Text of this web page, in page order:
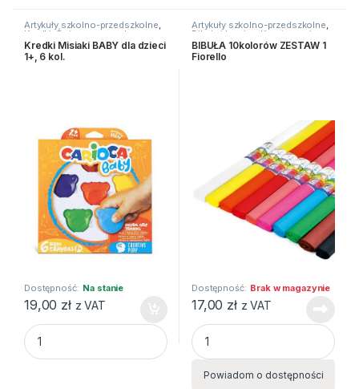
Artykuły szkolno-przedszkolne,
Kredki Świecowe, woskowe,
inne
Kredki Misiaki BABY dla dzieci
1+, 6 kol.
Dostępność: Na stanie
19,00 zł z VAT
Kredki Misiaki BABY dla dzieci 1+, 6 kol. quantity
Artykuły szkolno-przedszkolne,
Bibuły i krepiny Kreatywne i
plastyczne
BIBUŁA 10kolorów ZESTAW 1
Fiorello
Dostępność: Brak w magazynie
17,00 zł z VAT
BIBUŁA 10kolorów ZESTAW
Powiadom o dostępności